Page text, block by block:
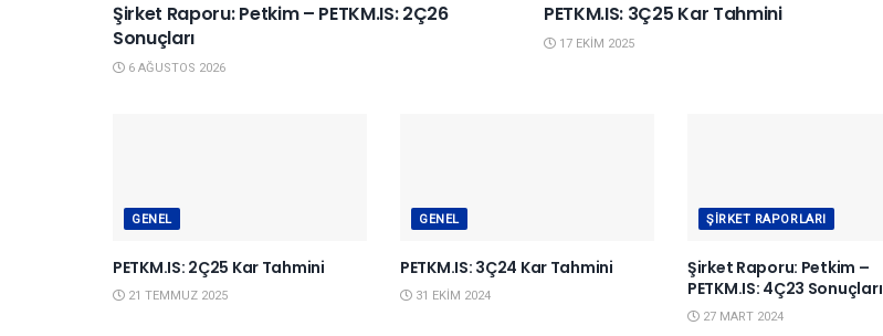
Şirket Raporu: Petkim – PETKM.IS: 2Ç26
Sonuçları
6 AĞUSTOS 2026
PETKM.IS: 3Ç25 Kar Tahmini
17 EKIM 2025
GENEL
PETKM.IS: 2Ç25 Kar Tahmini
21 TEMMUZ 2025
GENEL
PETKM.IS: 3Ç24 Kar Tahmini
31 EKIM 2024
ŞIRKET RAPORLARI
Şirket Raporu: Petkim –
PETKM.IS: 4Ç23 Sonuçları
27 MART 2024